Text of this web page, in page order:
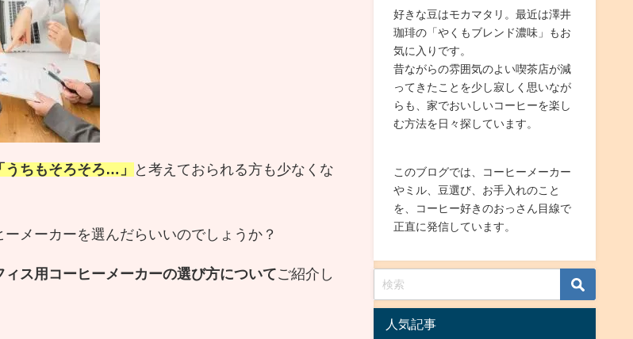
うちもそろそろ…」
と考えておられる方も少なくな
メーカーを選んだらいいのでしょうか？
ス用コーヒーメーカーの選び方について ご紹介し
好きな豆はモカマタリ。最近は澤井
珈琲の「やくもブレンド濃味」もお
気に入りです。
昔ながらの雰囲気のよい喫茶店が減
ってきたことを少し寂しく思いなが
らも、家でおいしいコーヒーを楽し
む方法を日々探しています。
このブログでは、コーヒーメーカー
やミル、豆選び、お手入れのこと
を、コーヒー好きのおっさん目線で
正直に発信しています。
人気記事